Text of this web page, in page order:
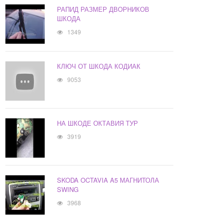
РАПИД РАЗМЕР ДВОРНИКОВ
ШКОДА
1349
КЛЮЧ ОТ ШКОДА КОДИАК
9053
НА ШКОДЕ ОКТАВИЯ ТУР
3919
SKODA OCTAVIA A5 МАГНИТОЛА
SWING
3968